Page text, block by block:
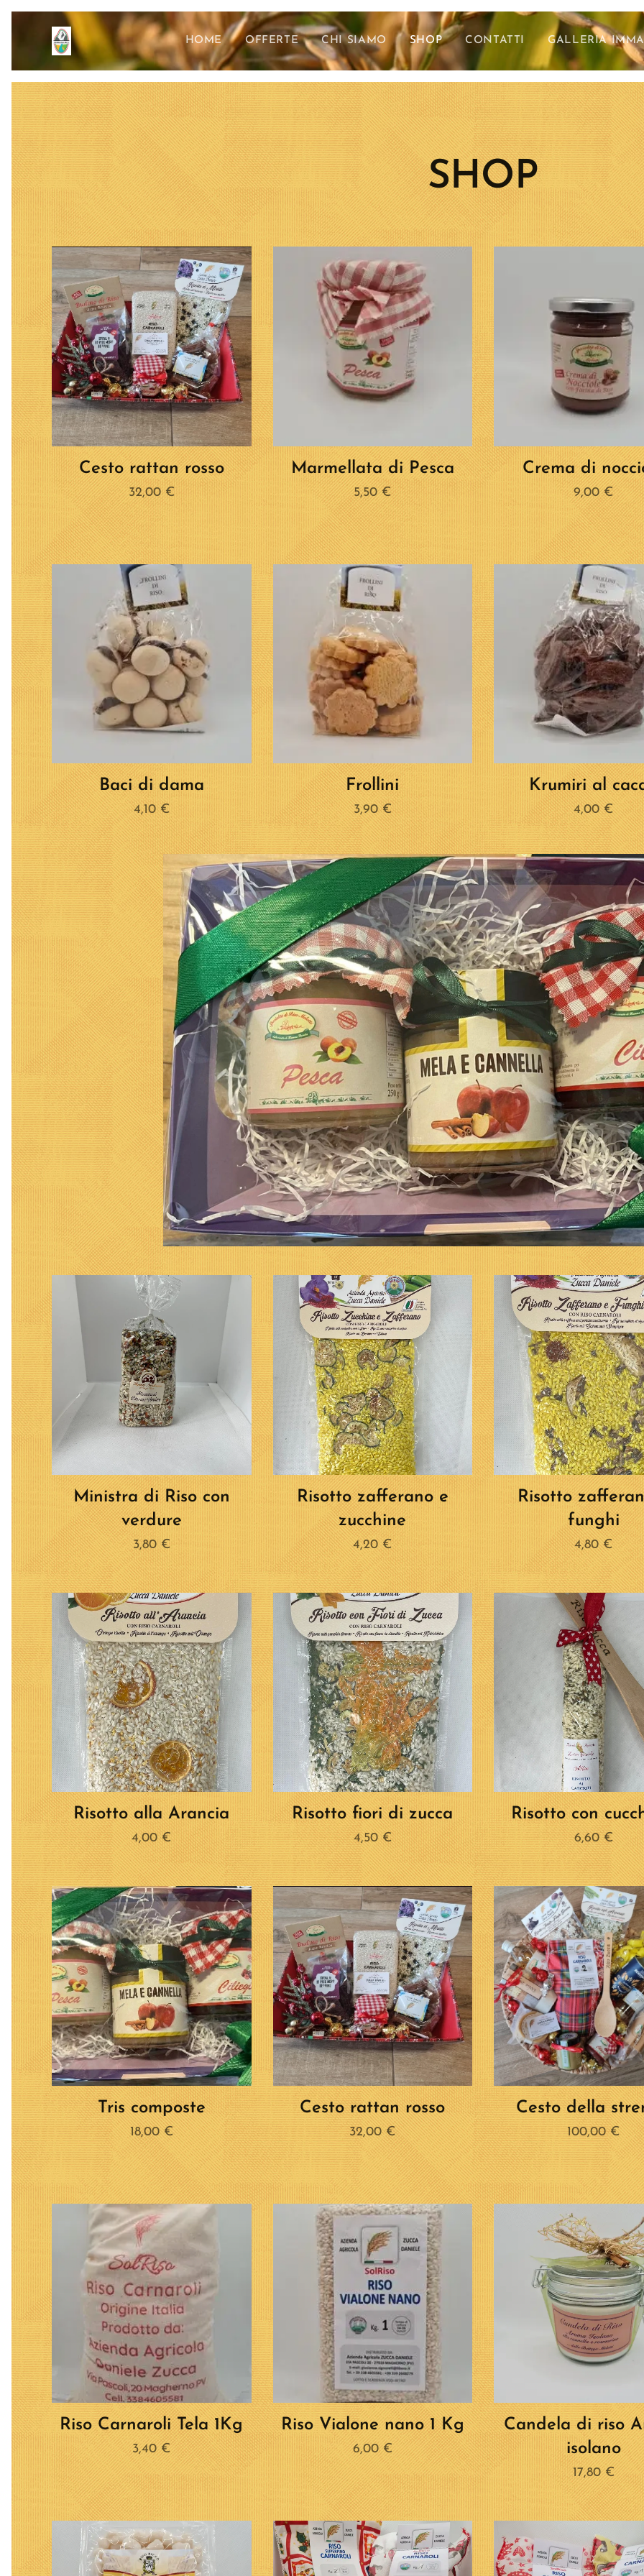
HOME OFFERTE CHI SIAMO SHOP CONTATTI GALLERIA
SHOP
Cesto rattan rosso
32,00€
Marmellata di Pesca
5,50€
Crema di
9,00€
Baci di dama
4,10€
Frollini
3,90€
Krumiri al
4,00€
Ministra di Riso con
verdure
3,80€
Risotto zafferano e
zucchine
4,20€
Risotto
funghi
4,80€
Risotto alla Arancia
4,00€
Risotto fiori di zucca
4,50€
Risotto con
6,60€
Tris composte
18,00€
Cesto rattan rosso
32,00€
Cesto della
100,00€
Riso Carnaroli Tela 1Kg
3,40€
Riso Vialone nano 1 Kg
6,00€
Candela di riso
isolano
17,80€